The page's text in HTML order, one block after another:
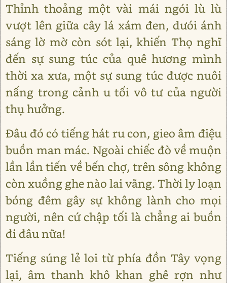
Thỉnh thoảng một vài mái ngói lù lù
vượt lên giữa cây lá xám đen, dưói ánh
sáng lờ mờ còn sót lại, khiến Thọ nghĩ
đến sự sung túc của quê hương mình
thời xa xưa, một sự sung túc được nuôi
nấng trong cảnh u tối vô tư của người
thụ hưởng.
Đâu đó có tiếng hát ru con, gieo âm điệu
buồn man mác. Ngoài chiếc đò về muộn
lần lần tiến về bến chợ, trên sông không
còn xuồng ghe nào lai vãng. Thời ly loạn
bóng đêm gây sự không lành cho mọi
người, nên cứ chập tối là chẳng ai buồn
đi đâu nữa!
Tiếng súng lẻ loi từ phía đồn Tây vọng
lại, âm thanh khô khan ghê rợn như